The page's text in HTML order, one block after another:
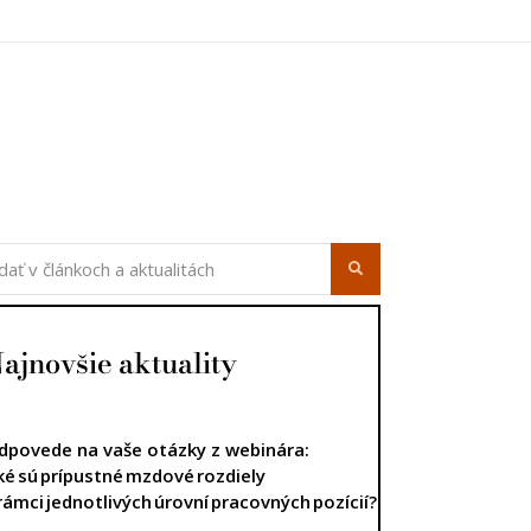
aktuality
na vaše otázky z webinára:
sú prípustné mzdové rozdiely
jednotlivých úrovní pracovných pozícií?